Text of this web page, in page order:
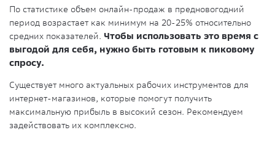
По статистике объем онлайн-продаж в предновогодний
период возрастает как минимум на 20-25% относительно
средних показателей. Чтобы использовать это время с
выгодой для себя, нужно быть готовым к пиковому
спросу.
Существует много актуальных рабочих инструментов для
интернет-магазинов, которые помогут получить
максимальную прибыль в высокий сезон. Рекомендуем
задействовать их комплексно.